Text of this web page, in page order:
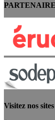
Visitez nos